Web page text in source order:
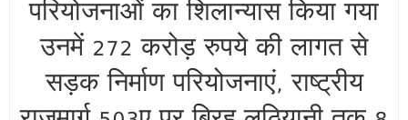
परियोजनाओं का शिलान्यास किया गया
उनमें 272 करोड़ रुपये की लागत से
सड़क निर्माण परियोजनाएं, राष्ट्रीय